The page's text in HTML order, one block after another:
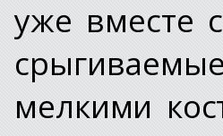
уже вместе
мелкими